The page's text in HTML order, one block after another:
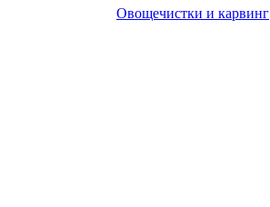
Овощечистки и карвинг